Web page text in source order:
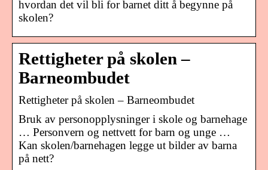
hvordan det vil bli for barnet ditt å begynne på
skolen?
Rettigheter på skolen –
Barneombudet
Rettigheter på skolen – Barneombudet
Bruk av personopplysninger i skole og barnehage
… Personvern og nettvett for barn og unge …
Kan skolen/barnehagen legge ut bilder av barna
på nett?